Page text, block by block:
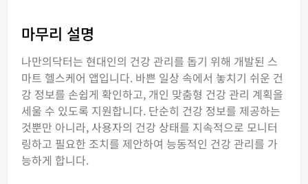
마무리 설명
나만의닥터는 현대인의 건강 관리를 돕기 위해 개발된 스
마트 헬스케어 앱입니다. 바쁜 일상 속에서 놓치기 쉬운 건
강 정보를 손쉽게 확인하고, 개인 맞춤형 건강 관리 계획을
세울 수 있도록 지원합니다. 단순히 건강 정보를 제공하는
것뿐만 아니라, 사용자의 건강 상태를 지속적으로 모니터
링하고 필요한 조치를 제안하여 능동적인 건강 관리를 가
능하게 합니다.